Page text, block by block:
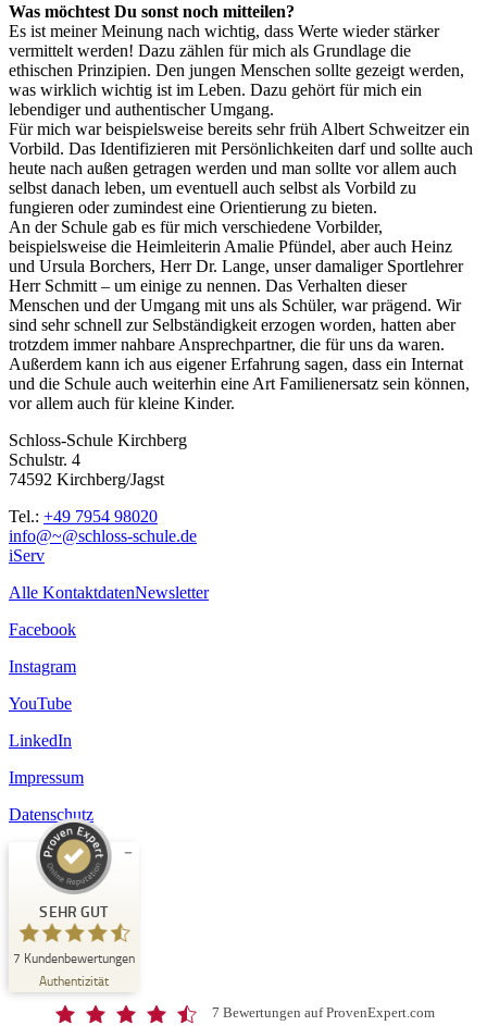
Was möchtest Du sonst noch mitteilen?
Es ist meiner Meinung nach wichtig, dass Werte wieder stärker
vermittelt werden! Dazu zählen für mich als Grundlage die
ethischen Prinzipien. Den jungen Menschen sollte gezeigt werden,
was wirklich wichtig ist im Leben. Dazu gehört für mich ein
lebendiger und authentischer Umgang.
Für mich war beispielsweise bereits sehr früh Albert Schweitzer ein
Vorbild. Das Identifizieren mit Persönlichkeiten darf und sollte auch
heute nach außen getragen werden und man sollte vor allem auch
selbst danach leben, um eventuell auch selbst als Vorbild zu
fungieren oder zumindest eine Orientierung zu bieten.
An der Schule gab es für mich verschiedene Vorbilder,
beispielsweise die Heimleiterin Amalie Pfündel, aber auch Heinz
und Ursula Borchers, Herr Dr. Lange, unser damaliger Sportlehrer
Herr Schmitt – um einige zu nennen. Das Verhalten dieser
Menschen und der Umgang mit uns als Schüler, war prägend. Wir
sind sehr schnell zur Selbständigkeit erzogen worden, hatten aber
trotzdem immer nahbare Ansprechpartner, die für uns da waren.
Außerdem kann ich aus eigener Erfahrung sagen, dass ein Internat
und die Schule auch weiterhin eine Art Familienersatz sein können,
vor allem auch für kleine Kinder.
Schloss-Schule Kirchberg
Schulstr. 4
74592 Kirchberg/Jagst
Tel.: +49 7954 98020
info@~@schloss-schule.de
iServ
Alle KontaktdatenNewsletter
Facebook
Instagram
YouTube
LinkedIn
Impressum
Datenschutz
SEHR GUT
7 Kundenbewertungen
Authentizität
Kundenbewertungen und Erfahrungen zu
Schloss-Schule Kirchberg
ProvenExpert.com
SEHR GUT
4,67
/
5,00 7 Bewertungen auf ProvenExpert.com